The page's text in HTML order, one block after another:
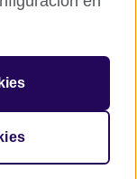
charity in
en España de la